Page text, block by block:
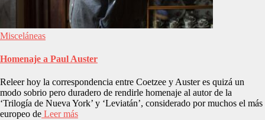
Misceláneas
Homenaje a Paul Auster
Releer hoy la correspondencia entre Coetzee y Auster es quizá un
modo sobrio pero duradero de rendirle homenaje al autor de la
‘Trilogía de Nueva York’ y ‘Leviatán’, considerado por muchos el más
europeo de Leer más